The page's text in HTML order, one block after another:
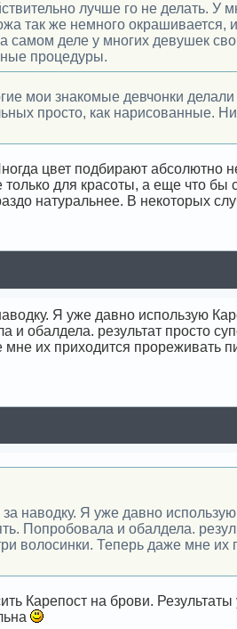
лучше го не делать. У
так же немного окрашивается,
самом деле у многих девушек
процедуры.
мои знакомые девчонки
просто, как нарисованные.
цвет подбирают абсолютно
для красоты, а еще что
натуральнее. В некоторых
Я уже давно использую
обалдела. результат просто
их приходится прореживать
наводку. Я уже давно
Попробовала и обалдела.
волосинки. Теперь даже мне их
Карепост на брови.